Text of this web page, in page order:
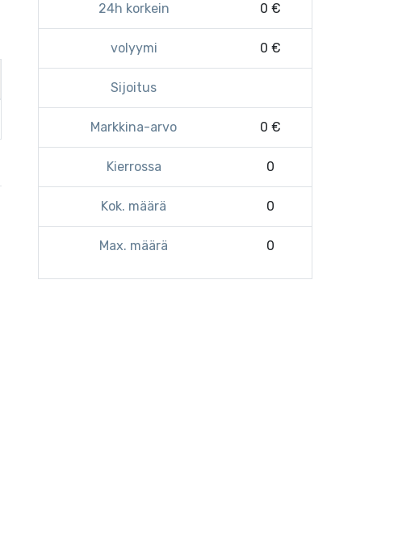
24h korkein 0 €
volyymi 0 €
Sijoitus
Markkina-arvo 0 €
Kierrossa 0
Kok. määrä 0
Max. määrä 0